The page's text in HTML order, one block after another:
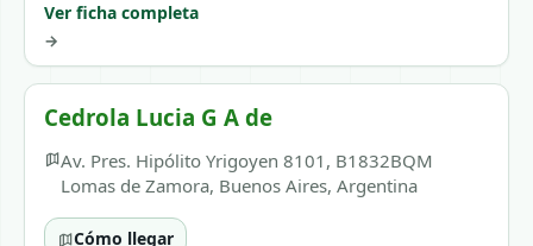
Ver ficha completa
→
Cedrola Lucia G A de
Av. Pres. Hipólito Yrigoyen 8101, B1832BQM
Lomas de Zamora, Buenos Aires, Argentina
Cómo llegar